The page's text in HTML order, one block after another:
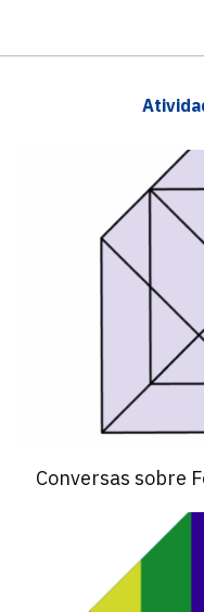
Conversas sobre